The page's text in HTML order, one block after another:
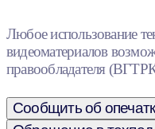
Любое использование
видеоматериалов
правообладателя
Сообщить об